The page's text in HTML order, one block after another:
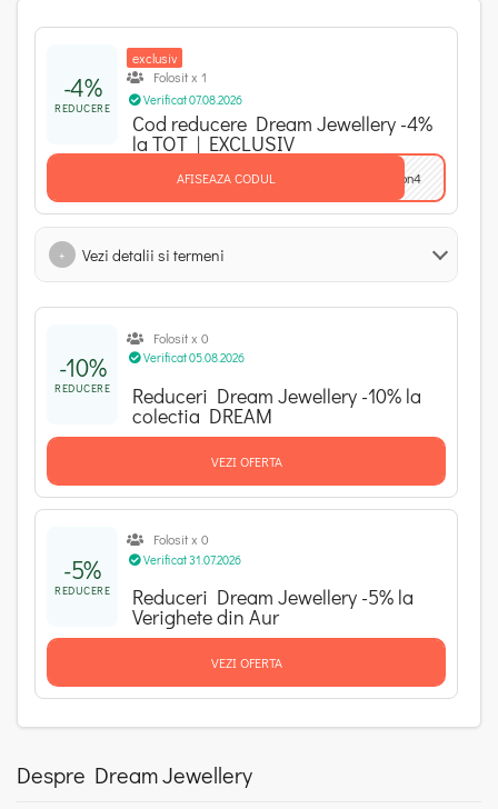
-4%
REDUCERE
Verificat 07.08.2026
exclusiv
Folosit x 1
Cod reducere Dream Jewellery -4%
la TOT | EXCLUSIV
AFISEAZA CODUL pon4
+ Vezi detalii si termeni
-10%
REDUCERE
Verificat 05.08.2026
Folosit x 0
Reduceri Dream Jewellery -10% la
colectia DREAM
VEZI OFERTA
-5%
REDUCERE
Verificat 31.07.2026
Folosit x 0
Reduceri Dream Jewellery -5% la
Verighete din Aur
VEZI OFERTA
Despre Dream Jewellery